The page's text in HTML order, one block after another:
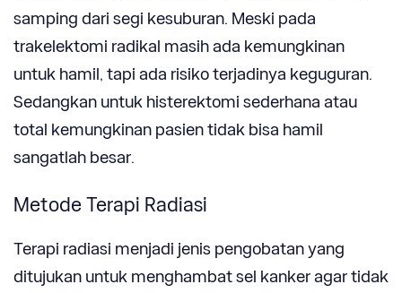
samping dari segi kesuburan. Meski pada
trakelektomi radikal masih ada kemungkinan
untuk hamil, tapi ada risiko terjadinya keguguran.
Sedangkan untuk histerektomi sederhana atau
total kemungkinan pasien tidak bisa hamil
sangatlah besar.
Metode Terapi Radiasi
Terapi radiasi menjadi jenis pengobatan yang
ditujukan untuk menghambat sel kanker agar tidak